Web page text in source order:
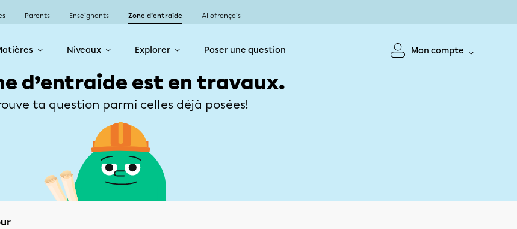
Parents Enseignants Zone d’entraide Allofrançais
Niveaux Explorer Poser une question Mon compte
d’entraide est en travaux.
ta question parmi celles déjà posées!